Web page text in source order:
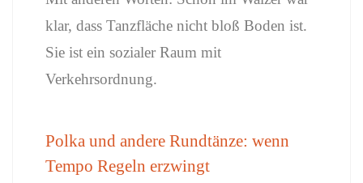
klar, dass Tanzfläche nicht bloß Boden ist.
Sie ist ein sozialer Raum mit
Verkehrsordnung.
Polka und andere Rundtänze: wenn
Tempo Regeln erzwingt